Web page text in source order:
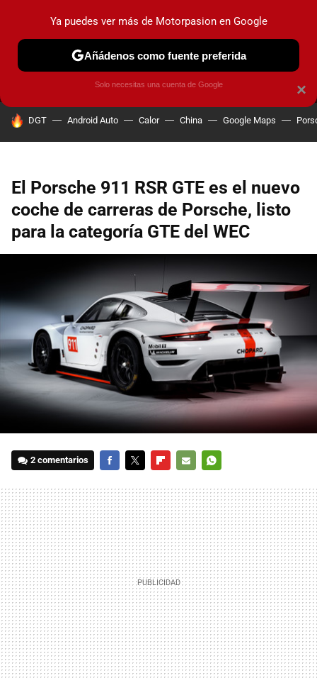
MENÚ NUEVO
COCHES ELÉCTRICOS OBSERVATORIO
HOY SE HABLA DE
DGT Android Auto Calor China Google Maps
El Porsche 911 RSR GTE es el nuevo
coche de carreras de Porsche, listo
para la categoría GTE del WEC
2 comentarios
MAIL
×
Ya puedes ver más de Motorpasion en Google
Añádenos como fuente preferida
Solo necesitas una cuenta de Google